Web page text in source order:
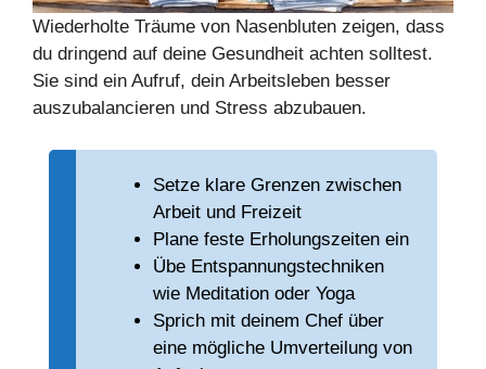
Wiederholte Träume von Nasenbluten zeigen, dass
du dringend auf deine Gesundheit achten solltest.
Sie sind ein Aufruf, dein Arbeitsleben besser
auszubalancieren und Stress abzubauen.
Setze klare Grenzen zwischen
Arbeit und Freizeit
Plane feste Erholungszeiten ein
Übe Entspannungstechniken
wie Meditation oder Yoga
Sprich mit deinem Chef über
eine mögliche Umverteilung von